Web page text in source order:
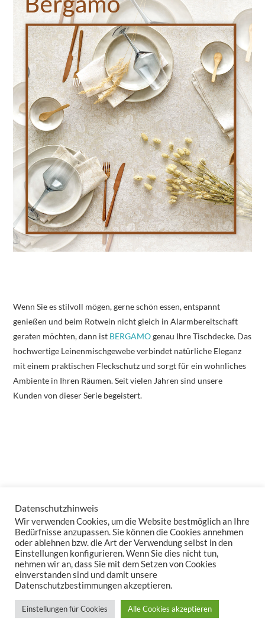
Wenn Sie es stilvoll mögen, gerne schön essen, entspannt
genießen und beim Rotwein nicht gleich in Alarmbereitschaft
geraten möchten, dann ist BERGAMOgenau Ihre Tischdecke. Das
hochwertige Leinenmischgewebe verbindet natürliche Eleganz
mit einem praktischen Fleckschutz und sorgt für ein wohnliches
Ambiente in Ihren Räumen. Seit vielen Jahren sind unsere
Kunden von dieser Serie begeistert.
Datenschutzhinweis
Wir verwenden Cookies, um die Website bestmöglich an Ihre
Bedürfnisse anzupassen. Sie können die Cookies annehmen
oder ablehnen bzw. die Art der Verwendung selbst in den
Einstellungen konfigurieren. Wenn Sie dies nicht tun,
nehmen wir an, dass Sie mit dem Setzen von Cookies
einverstanden sind und damit unsere
Datenschutzbestimmungen akzeptieren.
Einstellungen für Cookies Alle Cookies akzeptieren